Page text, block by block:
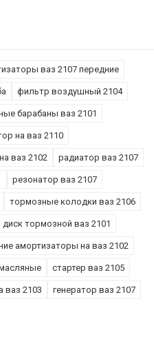
ваз 2107 передние
фильтр воздушный 2104
барабаны ваз 2101
на ваз 2110
ваз 2102 радиатор ваз 2107
резонатор ваз 2107
тормозные колодки ваз 2106
диск тормозной ваз 2101
амортизаторы на ваз 2102
стартер ваз 2105
ваз 2103 генератор ваз 2107